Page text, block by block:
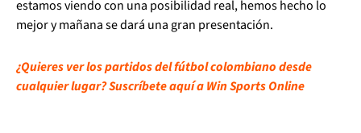
estamos viendo con una posibilidad real, hemos hecho lo
mejor y mañana se dará una gran presentación.
¿Quieres ver los partidos del fútbol colombiano desde
cualquier lugar? Suscríbete aquí a Win Sports Online